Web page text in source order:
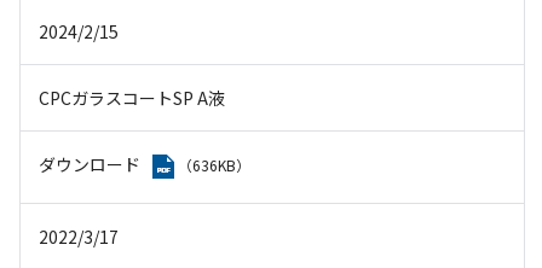
2024/2/15
CPCガラスコートSP A液
ダウンロード （636KB）
2022/3/17